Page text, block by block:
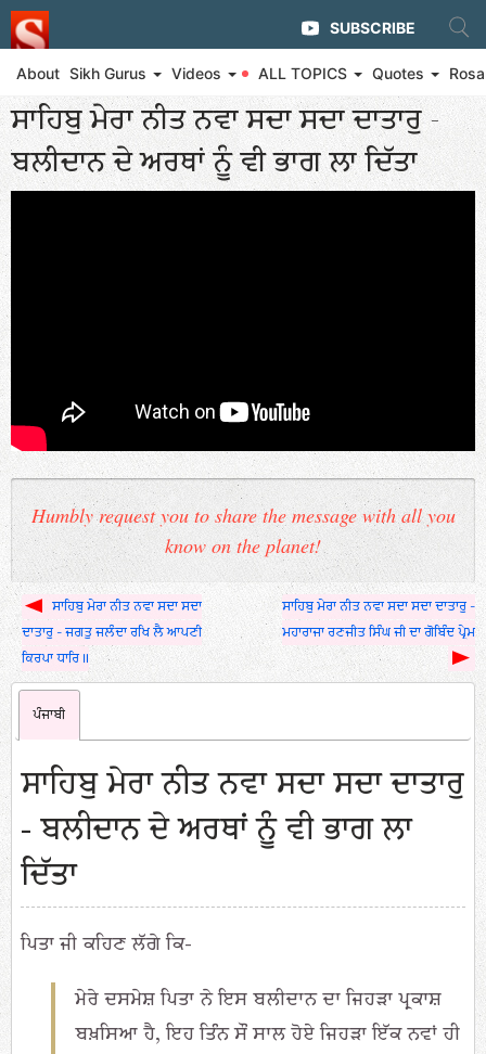
SUBSCRIBE
About Sikh Gurus Videos ALL TOPICS Quotes
◄ Eternal Glory of Guru Gobind Singh Ji and The Khalsa
ਸਾਹਿਬੁ ਮੇਰਾ ਨੀਤ ਨਵਾ ਸਦਾ ਸਦਾ ਦਾਤਾਰੁ -
ਬਲੀਦਾਨ ਦੇ ਅਰਥਾਂ ਨੂੰ ਵੀ ਭਾਗ ਲਾ ਦਿੱਤਾ
Humbly request you to share the message with all you
know on the planet!
ਸਾਹਿਬੁ ਮੇਰਾ ਨੀਤ ਨਵਾ ਸਦਾ ਸਦਾ
ਦਾਤਾਰੁ - ਜਗਤੁ ਜਲੰਦਾ ਰਖਿ ਲੈ ਆਪਣੀ
ਕਿਰਪਾ ਧਾਰਿ॥
ਸਾਹਿਬੁ ਮੇਰਾ ਨੀਤ ਨਵਾ ਸਦਾ ਸਦਾ ਦਾਤਾਰੁ -
ਮਹਾਰਾਜਾ ਰਣਜੀਤ ਸਿੰਘ ਜੀ ਦਾ ਗੋਬਿੰਦ ਪ੍ਰੇਮ
ਪੰਜਾਬੀ
ਸਾਹਿਬੁ ਮੇਰਾ ਨੀਤ ਨਵਾ ਸਦਾ ਸਦਾ ਦਾਤਾਰੁ
- ਬਲੀਦਾਨ ਦੇ ਅਰਥਾਂ ਨੂੰ ਵੀ ਭਾਗ ਲਾ
ਦਿੱਤਾ
ਪਿਤਾ ਜੀ ਕਹਿਣ ਲੱਗੇ ਕਿ-
ਮੇਰੇ ਦਸਮੇਸ਼ ਪਿਤਾ ਨੇ ਇਸ ਬਲੀਦਾਨ ਦਾ ਜਿਹੜਾ ਪ੍ਰਕਾਸ਼
ਬਖ਼ਸਿਆ ਹੈ, ਇਹ ਤਿੰਨ ਸੌ ਸਾਲ ਹੋਏ ਜਿਹੜਾ ਇੱਕ ਨਵਾਂ ਹੀ